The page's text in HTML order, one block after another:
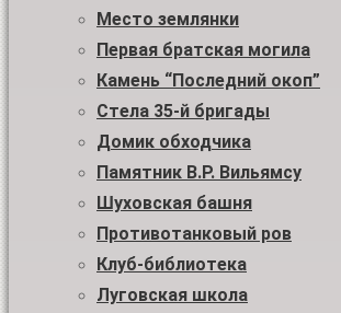
Место землянки
Первая братская могила
Камень “Последний окоп”
Стела 35-й бригады
Домик обходчика
Памятник В.Р. Вильямсу
Шуховская башня
Противотанковый ров
Клуб-библиотека
Луговская школа